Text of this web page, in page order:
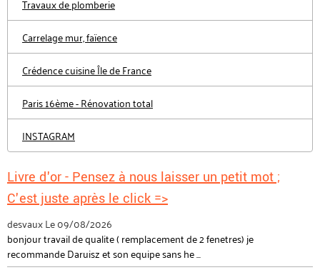
Travaux de plomberie
Carrelage mur, faïence
Crédence cuisine Île de France
Paris 16ème - Rénovation total
INSTAGRAM
Livre d'or - Pensez à nous laisser un petit mot ;
C'est juste après le click =>
desvauxLe 09/08/2026
bonjour travail de qualite ( remplacement de 2 fenetres) je
recommande Daruisz et son equipe sans he ...